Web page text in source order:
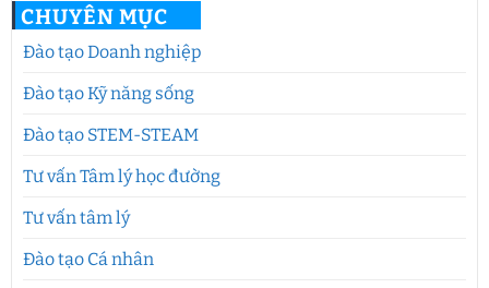
CHUYÊN MỤC
Đào tạo Doanh nghiệp
Đào tạo Kỹ năng sống
Đào tạo STEM-STEAM
Tư vấn Tâm lý học đường
Tư vấn tâm lý
Đào tạo Cá nhân